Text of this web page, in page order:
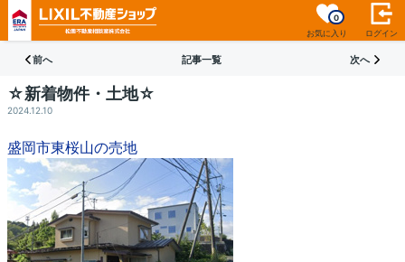
お気に入り
0
ログイン
前へ 記事一覧 次へ
☆新着物件・土地☆
2024.12.10
盛岡市東桜山の売地